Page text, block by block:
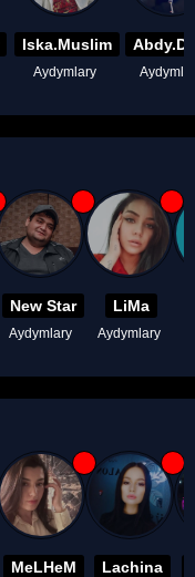
Iska.Muslim
Aydymlary
New Star
Aydymlary
LiMa
Aydymlary
MeLHeM Lachina